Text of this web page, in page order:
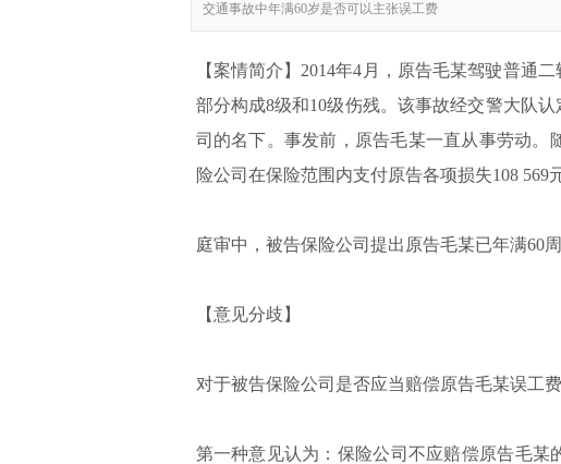
交通事故中年满60岁是否可以主张误工费
【案情简介】2014年4月，原告毛某驾驶普通
部分构成8级和10级伤残。该事故经交警大队
司的名下。事发前，原告毛某一直从事劳动
险公司在保险范围内支付原告各项损失108 569
庭审中，被告保险公司提出原告毛某已年满60
【意见分歧】
对于被告保险公司是否应当赔偿原告毛某误工
第一种意见认为：保险公司不应赔偿原告毛某